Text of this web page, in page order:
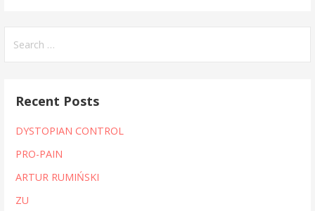
for:
Recent Posts
DYSTOPIAN CONTROL
PRO-PAIN
ARTUR RUMIŃSKI
ZU